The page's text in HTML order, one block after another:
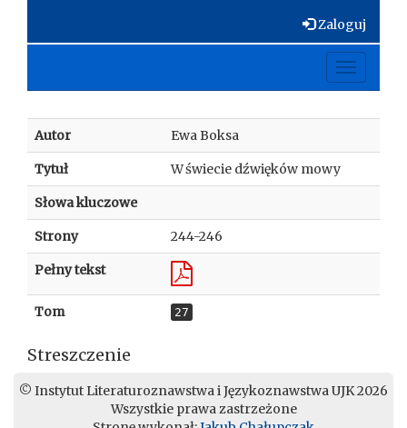
Zaloguj
Toggle
Autor Ewa Boksa
Tytuł W świecie dźwięków mowy
Słowa kluczowe
Strony 244-246
Pełny tekst
Tom 27
Streszczenie
© Instytut Literaturoznawstwa i Językoznawstwa UJK 2026
Wszystkie prawa zastrzeżone